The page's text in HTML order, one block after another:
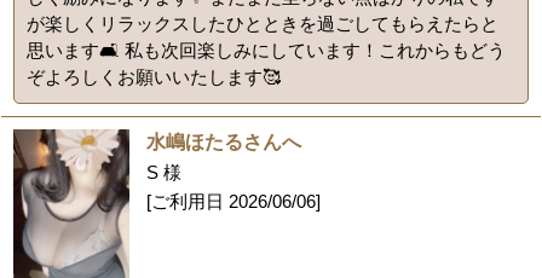
が楽しくリラックスしたひとときを過ごしてもらえたらと
思います🛋️ 私も次回楽しみにしています！これからもどう
ぞよろしくお願いいたします🥰
水嶋ほたるさんへ
S 様
[ご利用日 2026/06/06]